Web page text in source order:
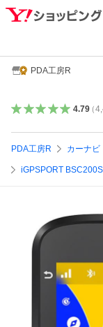
PDA工房R
4.79（
PDA工房R カーナビ
iGPSPORT BSC200S